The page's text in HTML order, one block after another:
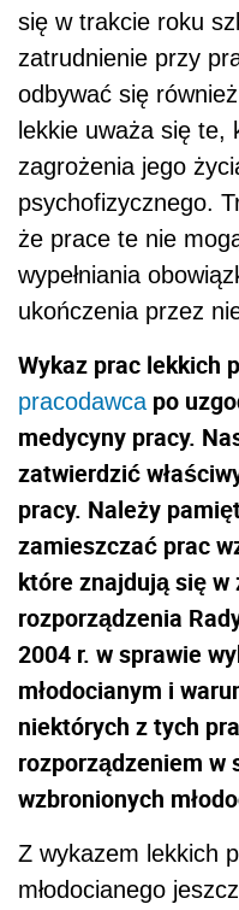
się w trakcie roku
zatrudnienie przy
odbywać się
lekkie uważa się te,
zagrożenia jego
psychofizycznego.
że prace te nie
wypełniania
ukończenia przez
Wykaz prac lekkich
pracodawcapo
medycyny pracy.
zatwierdzić
pracy. Należy
zamieszczać prac
które znajdują się w
rozporządzenia
2004 r. w sprawie
młodocianym i
niektórych z tych
rozporządzeniem w
wzbronionych
Z wykazem lekkich
młodocianego